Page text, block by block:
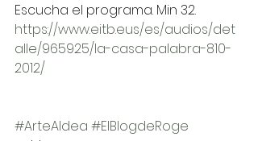
Escucha el programa. Min 32.
https://www.eitb.eus/es/audios/det
alle/965925/la-casa-palabra-810-
2012/
#ArteAldea #ElBlogdeRoge